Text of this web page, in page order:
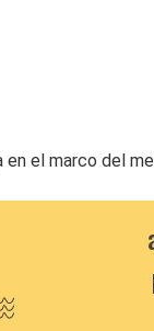
el marco del